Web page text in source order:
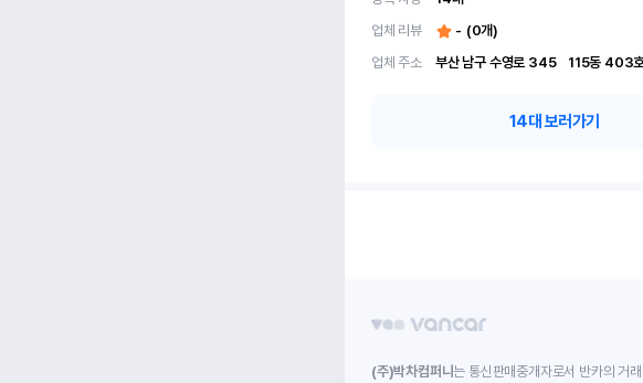
업체 리뷰
- (0개)
업체 주소
부산 남구 수영로 345	115동 403
14대 보러가기
(주)박차컴퍼니는 통신판매중개자로서 반카의 거